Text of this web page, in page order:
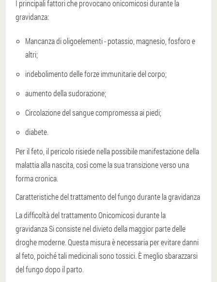
I principali fattori che provocano onicomicosi durante la
gravidanza:
Mancanza di oligoelementi - potassio, magnesio, fosforo e
altri;
indebolimento delle forze immunitarie del corpo;
aumento della sudorazione;
Circolazione del sangue compromessa ai piedi;
diabete.
Per il feto, il pericolo risiede nella possibile manifestazione della
malattia alla nascita, così come la sua transizione verso una
forma cronica.
Caratteristiche del trattamento del fungo durante la gravidanza
La difficoltà del trattamentoOnicomicosi durante la
gravidanzaSi consiste nel divieto della maggior parte delle
droghe moderne.Questa misura è necessaria per evitare danni
al feto, poiché tali medicinali sono tossici. È meglio sbarazzarsi
del fungo dopo il parto.